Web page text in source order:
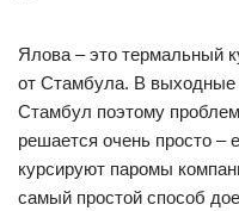
Ялова – это термальный
от Стамбула. В выходные
Стамбул поэтому
решается очень просто –
курсируют паромы
самый простой способ